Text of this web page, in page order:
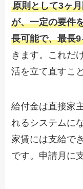
原則として3ヶ
が、一定の要件
長可能で、最長
きます。これだ
活を立て直すこ
給付金は直接家
れるシステムに
家賃には支給で
です。申請月に